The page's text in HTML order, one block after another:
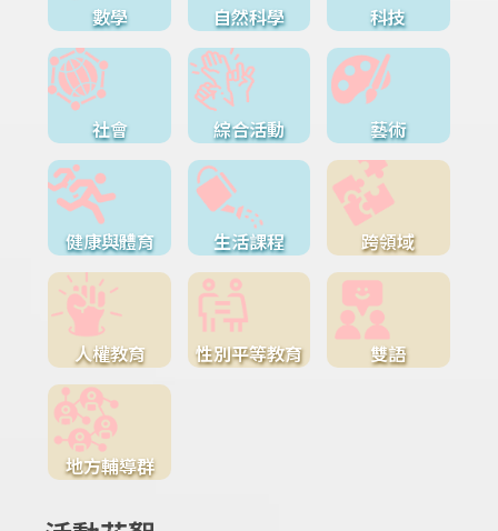
數學 自然科學 科技
社會 綜合活動 藝術
健康與體育 生活課程 跨領域
人權教育 性別平等教育 雙語
地方輔導群